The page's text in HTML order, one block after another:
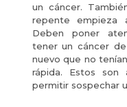
un cáncer.
repente empieza
Deben poner
tener un cáncer
nuevo que no
rápida. Estos
permitir sospechar